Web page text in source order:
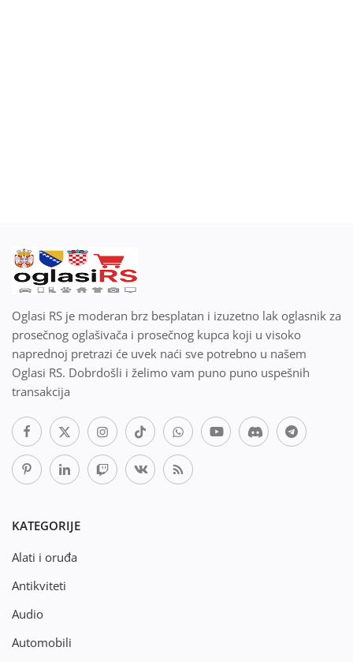
Oglasi RS je moderan brz besplatan i izuzetno lak oglasnik za
prosečnog oglašivača i prosečnog kupca koji u visoko
naprednoj pretrazi će uvek naći sve potrebno u našem
Oglasi RS. Dobrdošli i želimo vam puno puno uspešnih
transakcija
KATEGORIJE
Alati i oruđa
Antikviteti
Audio
Automobili